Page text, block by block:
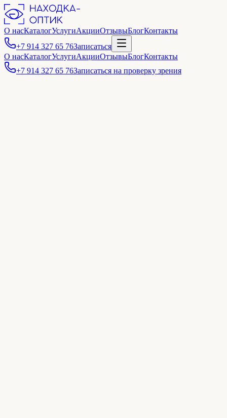
О насКаталогУслугиАкцииОтзывыБлогКонтакты
+7 914 327 65 76Записаться
О насКаталогУслугиАкцииОтзывыБлогКонтакты
+7 914 327 65 76Записаться на проверку зрения